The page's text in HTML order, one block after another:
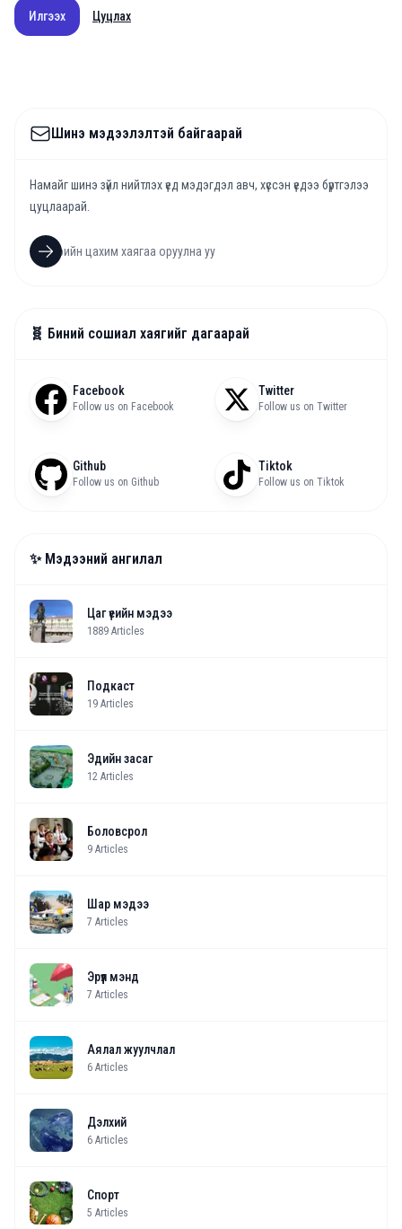
Илгээх Цуцлах
Шинэ мэдээлэлтэй байгаарай
Намайг шинэ зүйл нийтлэх үед мэдэгдэл авч, хүссэн үедээ бүртгэлээ
цуцлаарай.
🧬 Биний сошиал хаягийг дагаарай
Facebook
Follow us on Facebook
Twitter
Follow us on Twitter
Github
Follow us on Github
Tiktok
Follow us on Tiktok
✨ Мэдээний ангилал
Цаг үеийн мэдээ
1889 Articles
Подкаст
19 Articles
Эдийн засаг
12 Articles
Боловсрол
9 Articles
Шар мэдээ
7 Articles
Эрүүл мэнд
7 Articles
Аялал жуулчлал
6 Articles
Дэлхий
6 Articles
Спорт
5 Articles